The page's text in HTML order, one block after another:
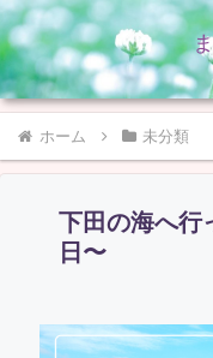
ホーム 未分類
下田の海へ行
日〜